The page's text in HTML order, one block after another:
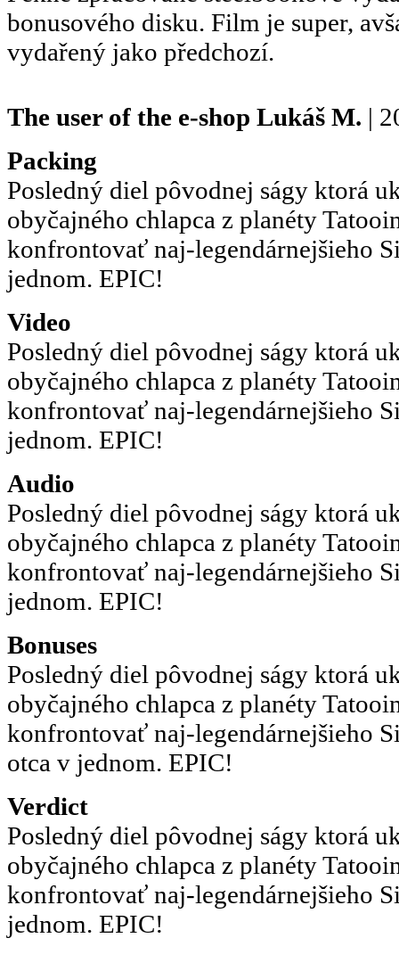
bonusového disku. Film je super,
vydařený jako předchozí.
The user of the e-shop Lukáš M. |
Packing
Posledný diel pôvodnej ságy ktorá
obyčajného chlapca z planéty
konfrontovať naj-legendárnejšieho
jednom. EPIC!
Video
Posledný diel pôvodnej ságy ktorá
obyčajného chlapca z planéty
konfrontovať naj-legendárnejšieho
jednom. EPIC!
Audio
Posledný diel pôvodnej ságy ktorá
obyčajného chlapca z planéty
konfrontovať naj-legendárnejšieho
jednom. EPIC!
Bonuses
Posledný diel pôvodnej ságy ktorá
obyčajného chlapca z planéty
konfrontovať naj-legendárnejšieho
otca v jednom. EPIC!
Verdict
Posledný diel pôvodnej ságy ktorá
obyčajného chlapca z planéty
konfrontovať naj-legendárnejšieho
jednom. EPIC!